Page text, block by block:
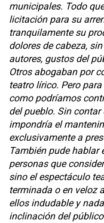
municipales. Todo
licitación para su
tranquilamente su
dolores de cabeza,
autores, gustos del
Otros abogaban por
teatro lírico. Pero
como podríamos
del pueblo. Sin
impondría el
exclusivamente a
También pude hablar
personas que
sino el espectáculo
terminada o en veloz
ellos indudable y
inclinación del